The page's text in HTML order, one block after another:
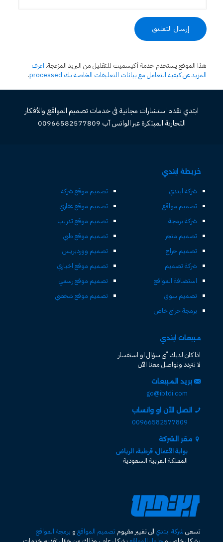
هذا الموقع يستخدم خدمة أكيسميت للتقليل من البريد المزعجة. اعرف
المزيد عن كيفية التعامل مع بيانات التعليقات الخاصة بك processed
.
ابتدي تقدم استشارات مجانية فى خدمات تصميم المواقع والأفكار
التجارية المبتكرة عبر الواتس آب 00966582577809
خريطة ابتدي
شركة ابتدي
تصميم مواقع
شركة برمجة
تصميم متجر
تصميم حراج
شركة تصميم
استضافة المواقع
تصميم سوق
برمجة حراج خاص
تصميم موقع شركة
تصميم موقع عقاري
تصميم موقع تدريب
تصميم موقع طبي
تصميم ووردبريس
تصميم موقع اخباري
تصميم موقع رسمي
تصميم موقع شخصي
مبيعات ابتدي
اذا كان لديك أى سؤال او استفسار
لا تتردد وتواصل معنا الآن
بريد المبيعات
go@ibtdi.com
اتصل الآن او واتساب
00966582577809
مقر الشركة
بوابة الأعمال، قرطبة، الرياض
المملكة العربية السعودية
تسعى شركة ابتدي الى تغيير مفهوم تصميم المواقع و برمجة المواقع